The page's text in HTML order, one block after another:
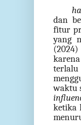
dan
fitur
yang
waktu
ketika